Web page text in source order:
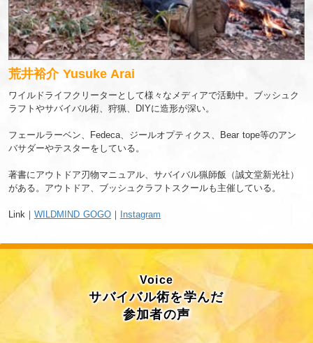
荒井裕介 Yusuke Arai
ワイルドライフクリーターとして様々なメディアで活動中。ブッシュク
ラフトやサバイバル術、狩猟、DIYに造形が深い。
フェールラーベン、Fedeca、ジールオプティクス、Bear tope等のアン
バサダーやテスターをしている。
著書にアウトドア刃物マニュアル、サバイバル猟師飯（誠文堂新光社）
がある。アウトドア、ブッシュクラフトスクールも主催している。
Link｜ WILDMIND GOGO ｜ Instagram
Voice
サバイバル術を学んだ
参加者の声